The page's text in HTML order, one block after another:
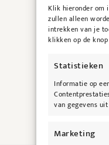
Klik hieronder om
zullen alleen
intrekken van je
klikken op de
Statistieken
Informatie op
van gegevens
Marketing